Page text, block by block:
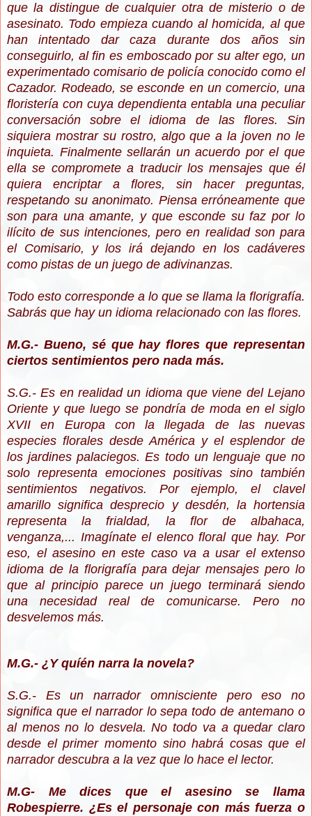
que la distingue de cualquier otra de misterio o de
asesinato. Todo empieza cuando al homicida, al que
han intentado dar caza durante dos años sin
conseguirlo, al fin es emboscado por su alter ego, un
experimentado comisario de policía conocido como el
Cazador. Rodeado, se esconde en un comercio, una
floristería con cuya dependienta entabla una peculiar
conversación sobre el idioma de las flores. Sin
siquiera mostrar su rostro, algo que a la joven no le
inquieta. Finalmente sellarán un acuerdo por el que
ella se compromete a traducir los mensajes que él
quiera encriptar a flores, sin hacer preguntas,
respetando su anonimato. Piensa erróneamente que
son para una amante, y que esconde su faz por lo
ilícito de sus intenciones, pero en realidad son para
el Comisario, y los irá dejando en los cadáveres
como pistas de un juego de adivinanzas.
Todo esto corresponde a lo que se llama la florigrafía.
Sabrás que hay un idioma relacionado con las flores.
M.G.- Bueno, sé que hay flores que representan
ciertos sentimientos pero nada más.
S.G.- Es en realidad un idioma que viene del Lejano
Oriente y que luego se pondría de moda en el siglo
XVII en Europa con la llegada de las nuevas
especies florales desde América y el esplendor de
los jardines palaciegos. Es todo un lenguaje que no
solo representa emociones positivas sino también
sentimientos negativos. Por ejemplo, el clavel
amarillo significa desprecio y desdén, la hortensia
representa la frialdad, la flor de albahaca,
venganza,... Imagínate el elenco floral que hay. Por
eso, el asesino en este caso va a usar el extenso
idioma de la florigrafía para dejar mensajes pero lo
que al principio parece un juego terminará siendo
una necesidad real de comunicarse. Pero no
desvelemos más.
M.G.- ¿Y quíén narra la novela?
S.G.- Es un narrador omnisciente pero eso no
significa que el narrador lo sepa todo de antemano o
al menos no lo desvela. No todo va a quedar claro
desde el primer momento sino habrá cosas que el
narrador descubra a la vez que lo hace el lector.
M.G- Me dices que el asesino se llama
Robespierre. ¿Es el personaje con más fuerza o